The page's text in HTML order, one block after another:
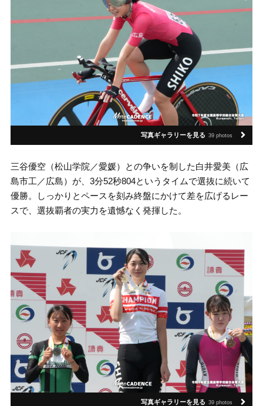
写真ギャラリーを見る 39 photos
三谷優空（松山学院／愛媛）との争いを制した白井愛美（広
島市工／広島）が、3分52秒804というタイムで選抜に続いて
優勝。しっかりとペースを刻み終盤にかけて差を広げるレー
スで、選抜覇者の実力を遺憾なく発揮した。
写真ギャラリーを見る 39 photos